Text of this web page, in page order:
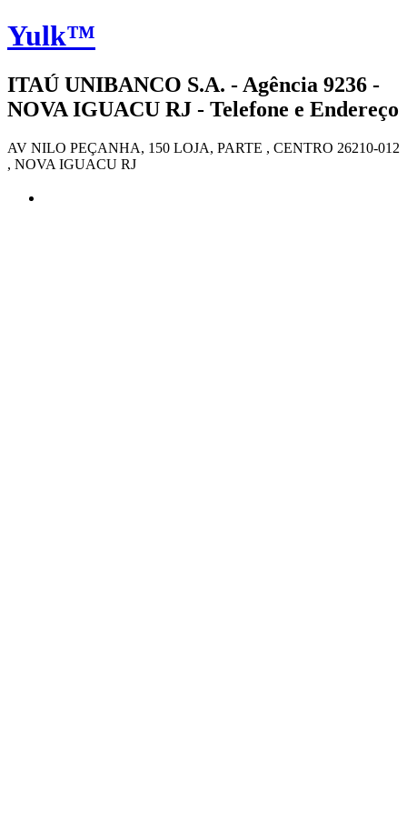
Yulk™
ITAÚ UNIBANCO S.A. - Agência 9236 -
NOVA IGUACU RJ - Telefone e Endereço
AV NILO PEÇANHA, 150 LOJA, PARTE , CENTRO 26210-012
, NOVA IGUACU RJ